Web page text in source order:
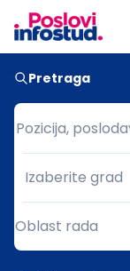
Pretraga
Pozicija,
Pozicija,
Grad
Izaberite grad
Oblast rada